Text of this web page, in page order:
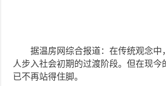
据温房网综合报道：在传统观念中
人步入社会初期的过渡阶段。但在现今
已不再站得住脚。